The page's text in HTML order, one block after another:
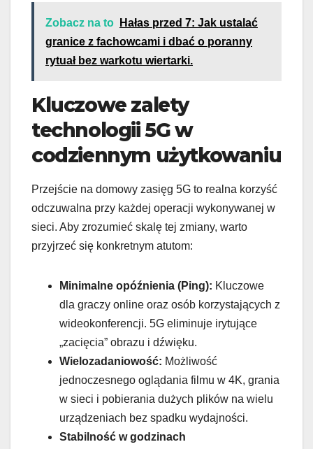
Zobacz na to
Hałas przed 7: Jak ustalać
granice z fachowcami i dbać o poranny
rytuał bez warkotu wiertarki.
Kluczowe zalety
technologii 5G w
codziennym użytkowaniu
Przejście na domowy zasięg 5G to realna korzyść
odczuwalna przy każdej operacji wykonywanej w
sieci. Aby zrozumieć skalę tej zmiany, warto
przyjrzeć się konkretnym atutom:
Minimalne opóźnienia (Ping): Kluczowe
dla graczy online oraz osób korzystających z
wideokonferencji. 5G eliminuje irytujące
„zacięcia” obrazu i dźwięku.
Wielozadaniowość: Możliwość
jednoczesnego oglądania filmu w 4K, grania
w sieci i pobierania dużych plików na wielu
urządzeniach bez spadku wydajności.
Stabilność w godzinach